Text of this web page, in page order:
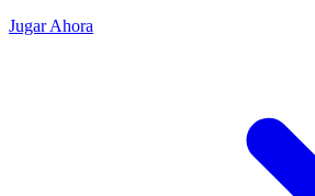
Jugar Ahora